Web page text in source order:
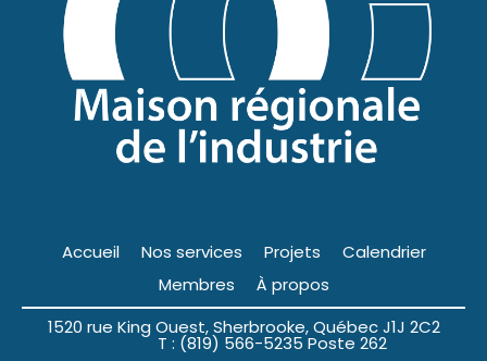
Accueil Nos services Projets
Calendrier
Membres
À propos
1520 rue King Ouest, Sherbrooke, Québec J1J 2C2
T : (819) 566-5235 Poste 262